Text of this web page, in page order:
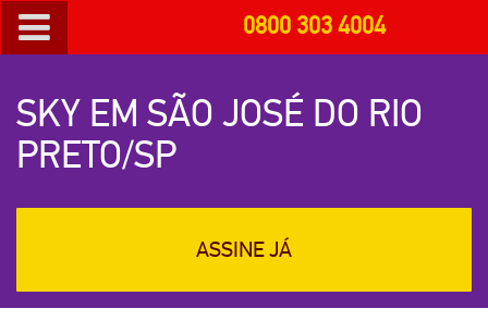
0800 303 4004
SKY EM SÃO JOSÉ DO RIO
PRETO/SP
ASSINE JÁ